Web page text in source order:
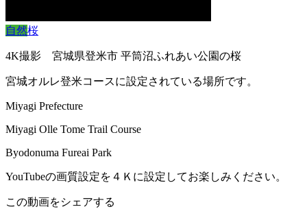
自然桜
4K撮影 宮城県登米市 平筒沼ふれあい公園の桜
宮城オルレ登米コースに設定されている場所です。
Miyagi Prefecture
Miyagi Olle Tome Trail Course
Byodonuma Fureai Park
YouTubeの画質設定を４Ｋに設定してお楽しみください。
この動画をシェアする